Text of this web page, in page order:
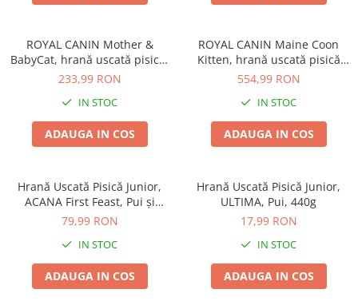
ROYAL CANIN Mother &
BabyCat, hrană uscată pisică,
mama si puiul, 4kg
233,99 RON
IN STOC
ADAUGA IN COS
ROYAL CANIN Maine Coon
Kitten, hrană uscată pisică
junior, 10kg
554,99 RON
IN STOC
ADAUGA IN COS
Hrană Uscată Pisică Junior,
ACANA First Feast, Pui și
Hering, 1.8kg
79,99 RON
IN STOC
ADAUGA IN COS
Hrană Uscată Pisică Junior,
ULTIMA, Pui, 440g
17,99 RON
IN STOC
ADAUGA IN COS